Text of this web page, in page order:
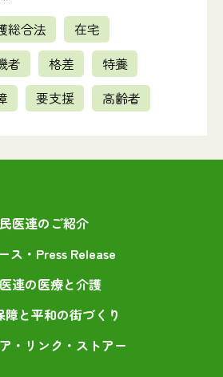
総合法
在宅
者 格差
特養
要支援 高齢者
民医連のご紹介
ス・Press Release
連の医療と介護
障と平和の街づくり
・リンク・ストアー